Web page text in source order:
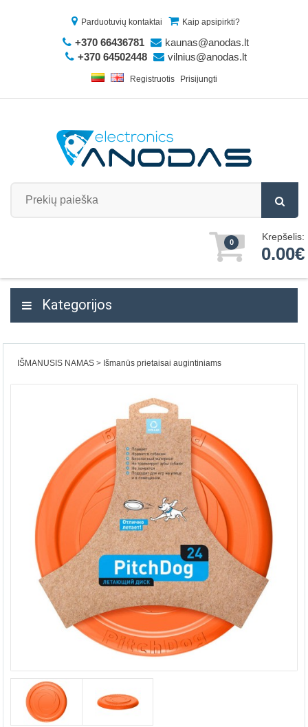
Parduotuvių kontaktai Kaip apsipirkti?
+370 66436781
kaunas@anodas.lt
+370 64502448
vilnius@anodas.lt
Registruotis Prisijungti
0 Krepšelis:
0.00€
Kategorijos
IŠMANUSIS NAMAS Išmanūs prietaisai augintiniams